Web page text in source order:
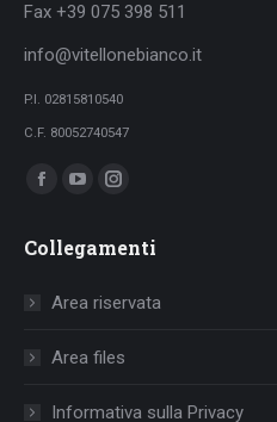
Fax +39 075 398 511
info@vitellonebianco.it
P.I. 02815810540
C.F. 80052740547
Ci puoi trovare su:
Facebook
opens
window
YouTube
opens
window
Instagram
opens
Collegamenti
Area riservata
Area files
Informativa sulla Privacy